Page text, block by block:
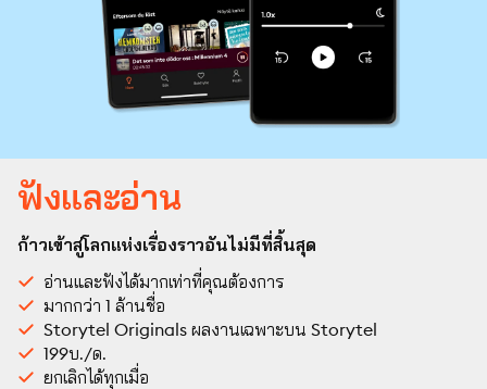
ฟังและอ่าน
ก้าวเข้าสู่โลกแห่งเรื่องราวอันไม่มีที่สิ้นสุด
อ่านและฟังได้มากเท่าที่คุณต้องการ
มากกว่า 1 ล้านชื่อ
Storytel Originals ผลงานเฉพาะบน Storytel
199บ./ด.
ยกเลิกได้ทุกเมื่อ